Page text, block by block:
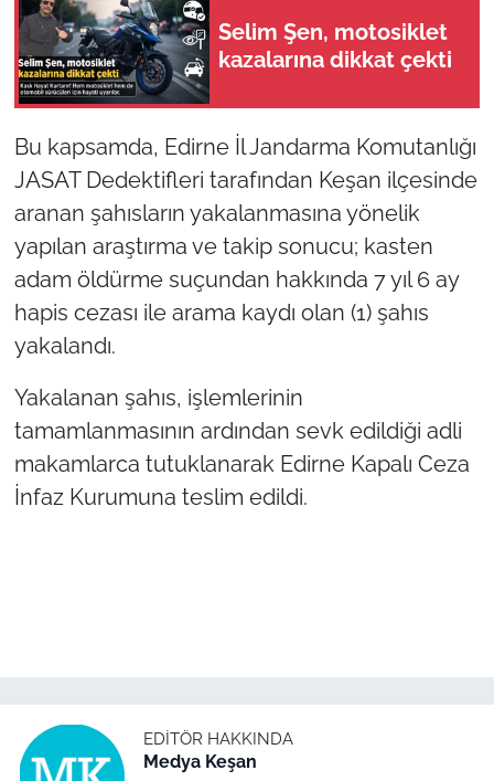
Selim Şen, motosiklet
kazalarına dikkat çekti
Bu kapsamda, Edirne İl Jandarma Komutanlığı
JASAT Dedektifleri tarafından Keşan ilçesinde
aranan şahısların yakalanmasına yönelik
yapılan araştırma ve takip sonucu; kasten
adam öldürme suçundan hakkında 7 yıl 6 ay
hapis cezası ile arama kaydı olan (1) şahıs
yakalandı.
Yakalanan şahıs, işlemlerinin
tamamlanmasının ardından sevk edildiği adli
makamlarca tutuklanarak Edirne Kapalı Ceza
İnfaz Kurumuna teslim edildi.
EDITÖR HAKKINDA
Medya Keşan
Genel
Politika
Dış Haberler
Magazin
İş Dünyası
Bilim Teknoloji
English News
Canlı Maç